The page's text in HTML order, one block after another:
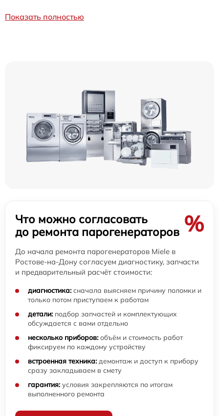
Показать полностью
Что можно согласовать
до ремонта парогенераторов %
До начала ремонта парогенераторов Miele в
Ростове-на-Дону согласуем диагностику, запчасти
и предварительный расчёт стоимости:
диагностика: сначала выясняем причину поломки и
только потом приступаем к работам
детали: подбор запчастей и комплектующих
обсуждается с вами отдельно
несколько приборов: объём и стоимость работ
фиксируем по каждому устройству
встроенная техника: демонтаж и доступ к прибору
сразу закладываем в смету
гарантия: условия закрепляются по итогам
выполненного ремонта